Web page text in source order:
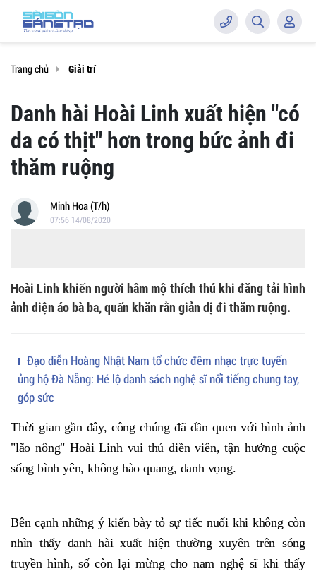
Trang chủ Giải trí
Danh hài Hoài Linh xuất hiện "có
da có thịt" hơn trong bức ảnh đi
thăm ruộng
Minh Hoa (T/h)
07:56 14/08/2020
Hoài Linh khiến người hâm mộ thích thú khi đăng tải hình
ảnh diện áo bà ba, quấn khăn rằn giản dị đi thăm ruộng.
Đạo diễn Hoàng Nhật Nam tổ chức đêm nhạc trực tuyến
ủng hộ Đà Nẵng: Hé lộ danh sách nghệ sĩ nổi tiếng chung tay,
góp sức
Thời gian gần đây, công chúng đã dần quen với hình ảnh
"lão nông" Hoài Linh vui thú điền viên, tận hưởng cuộc
sống bình yên, không hào quang, danh vọng.
Bên cạnh những ý kiến bày tỏ sự tiếc nuối khi không còn
nhìn thấy danh hài xuất hiện thường xuyên trên sóng
truyền hình, số còn lại mừng cho nam nghệ sĩ khi thấy